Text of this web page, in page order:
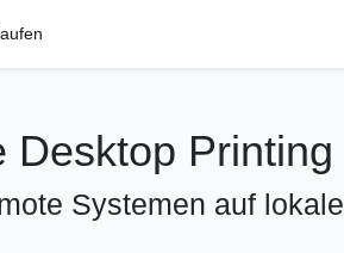
Printing
Systemen auf lokale